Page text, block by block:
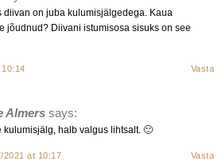
diivan on juba kulumisjälgedega. Kaua
jõudnud? Diivani istumisosa sisuks on see
Vasta
Almers says:
kulumisjälg, halb valgus lihtsalt. 🙂
2021 at 10:17 Vasta